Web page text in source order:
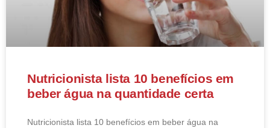
Nutricionista lista 10 benefícios em
beber água na quantidade certa
Nutricionista lista 10 benefícios em beber água na